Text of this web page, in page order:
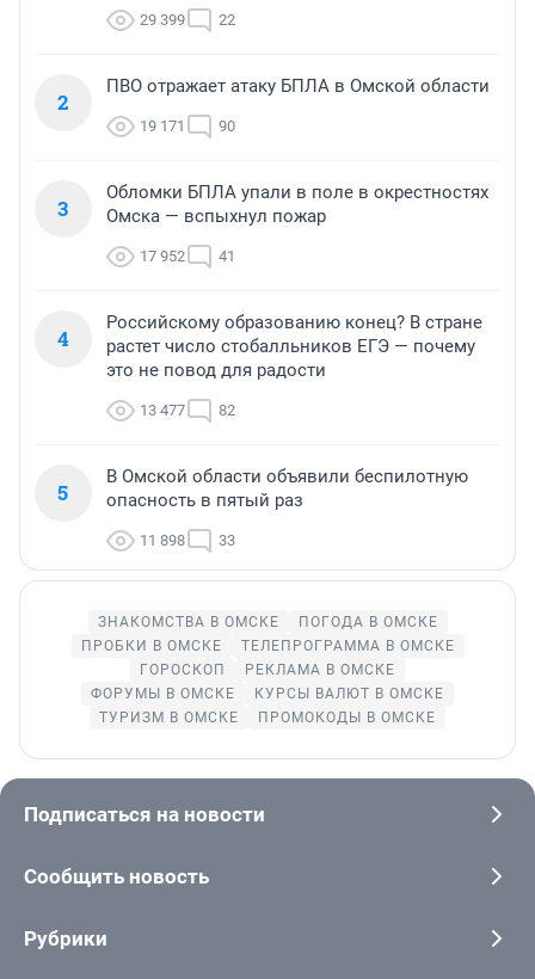
29 399 22
2
ПВО отражает атаку БПЛА в Омской области
19 171 90
3
Обломки БПЛА упали в поле в окрестностях
Омска — вспыхнул пожар
17 952 41
4
Российскому образованию конец? В стране
растет число стобалльников ЕГЭ — почему
это не повод для радости
13 477 82
5
В Омской области объявили беспилотную
опасность в пятый раз
11 898 33
ЗНАКОМСТВА В ОМСКЕ
ПОГОДА В ОМСКЕ
ПРОБКИ В ОМСКЕ
ТЕЛЕПРОГРАММА В ОМСКЕ
ГОРОСКОП
РЕКЛАМА В ОМСКЕ
ФОРУМЫ В ОМСКЕ
КУРСЫ ВАЛЮТ В ОМСКЕ
ТУРИЗМ В ОМСКЕ
ПРОМОКОДЫ В ОМСКЕ
Подписаться на новости
Сообщить новость
Рубрики